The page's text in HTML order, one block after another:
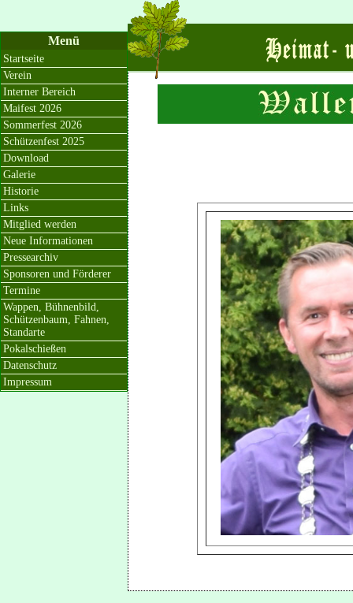
Menü
Startseite
Verein
Interner Bereich
Maifest 2026
Sommerfest 2026
Schützenfest 2025
Download
Galerie
Historie
Links
Mitglied werden
Neue Informationen
Pressearchiv
Sponsoren und Förderer
Termine
Wappen, Bühnenbild,
Schützenbaum, Fahnen,
Standarte
Pokalschießen
Datenschutz
Impressum